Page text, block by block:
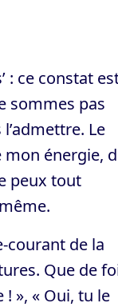
: ce constat
sommes pas
Le
mon énergie,
peux tout
courant de la
Que de
! », « Oui, tu le